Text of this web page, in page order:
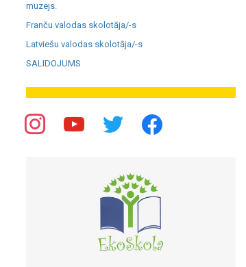
muzejs.
Franču valodas skolotāja/-s
Latviešu valodas skolotāja/-s
SALIDOJUMS